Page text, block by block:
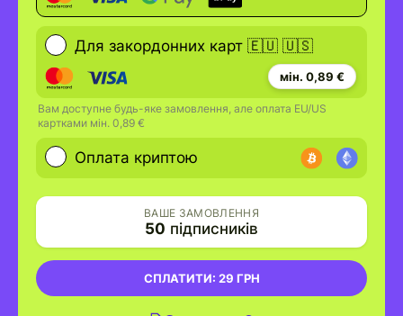
Для закордонних карт 🇪🇺 🇺🇸
мін. 0,89 €
Вам доступне будь-яке замовлення, але оплата EU/US
картками мін. 0,89 €
Оплата криптою
ВАШЕ ЗАМОВЛЕННЯ
50 підписників
СПЛАТИТИ: 29 ГРН